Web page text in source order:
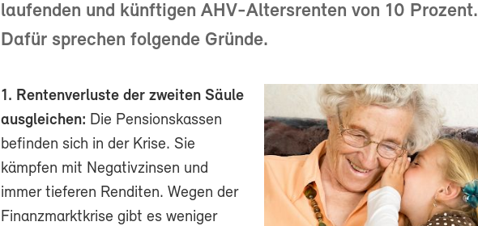
laufenden und künftigen AHV-Altersrenten von 10 Prozent.
Dafür sprechen folgende Gründe.
1. Rentenverluste der zweiten Säule
ausgleichen: Die Pensionskassen
befinden sich in der Krise. Sie
kämpfen mit Negativzinsen und
immer tieferen Renditen. Wegen der
Finanzmarktkrise gibt es weniger